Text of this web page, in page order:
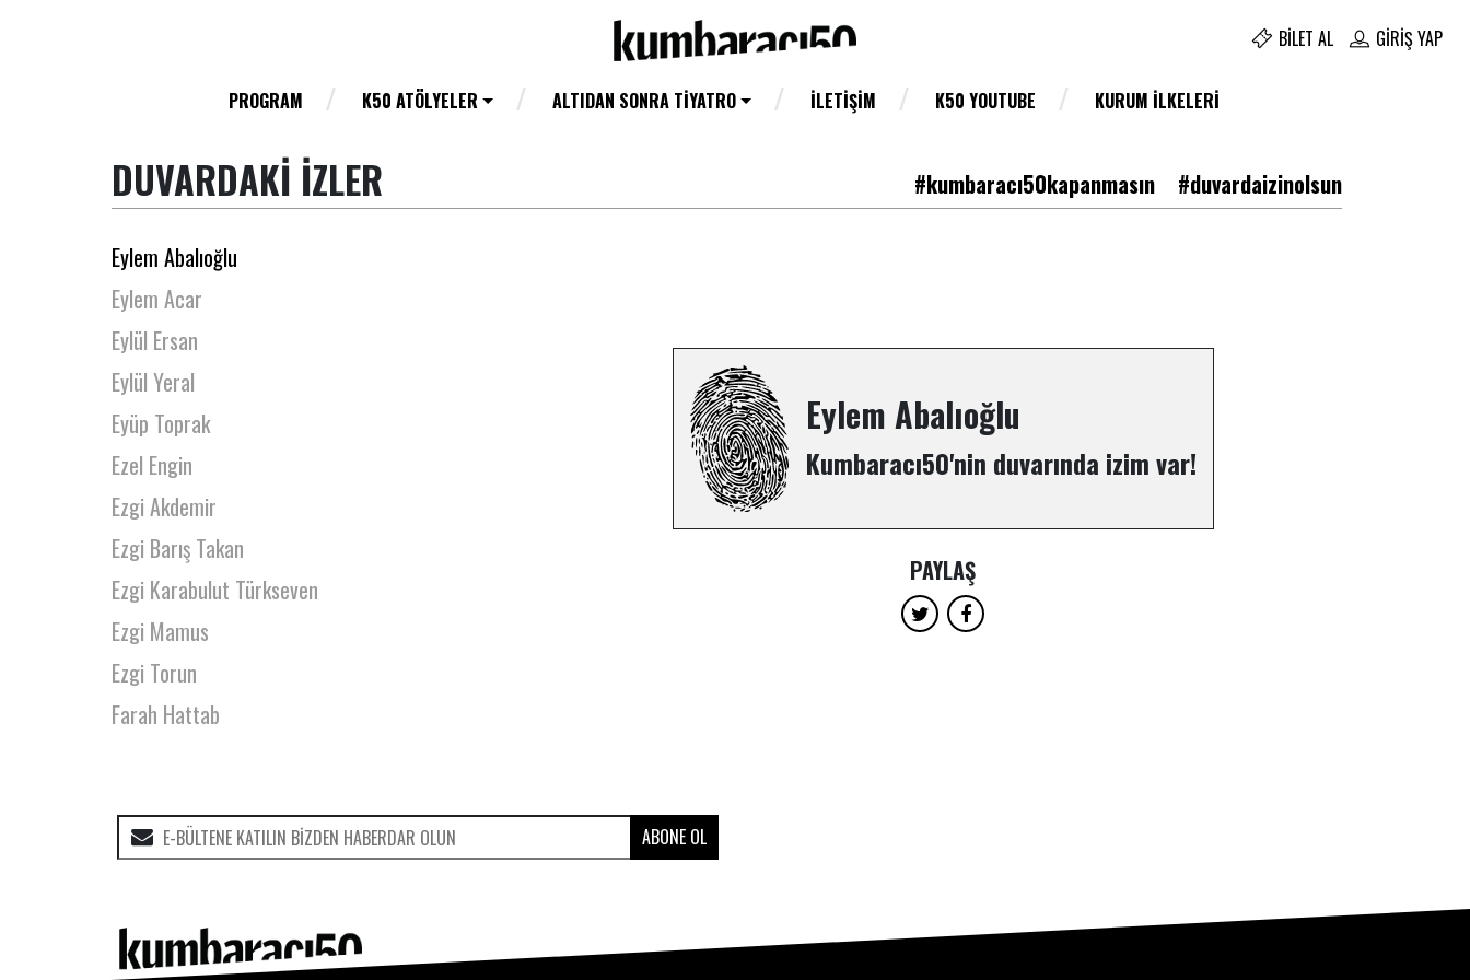
BILET AL GIRIŞ YAP
PROGRAM K50 ATÖLYELER ALTIDAN SONRA TIYATRO İLETIŞIM K50 YOUTUBE KURUM İLKELERI
DUVARDAKİ İZLER #kumbaracı50kapanmasın #duvardaizinolsun
Evrim Sumer
Evrim Yavuz
Eylem Abalıoğlu
Eylem Acar
Eylül Ersan
Eylül Yeral
Eyüp Toprak
Ezel Engin
Ezgi Akdemir
Ezgi Barış Takan
Ezgi Karabulut Türkseven
Ezgi Mamus
Ezgi Torun
Farah Hattab
Fatma İklil Şanal
Fatoş Sevinç Erbulak
Fatoş Yılmaz
Eylem Abalıoğlu
Kumbaracı50'nin duvarında izim var!
PAYLAŞ
ABONE OL